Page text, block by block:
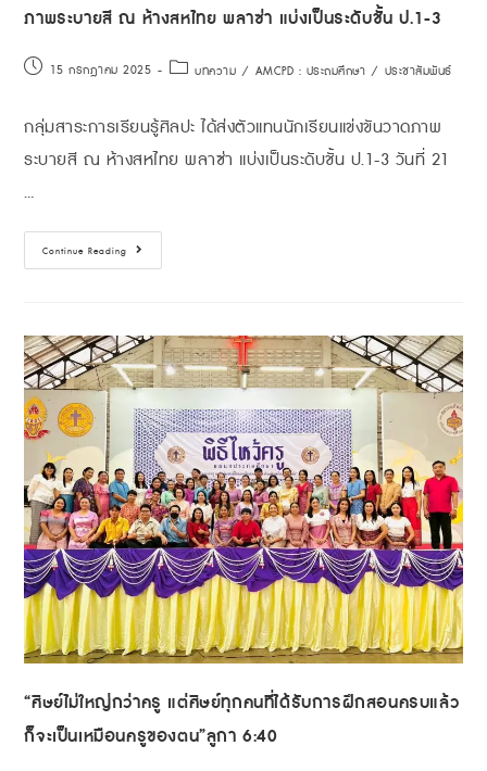
ภาพระบายสี ณ ห้างสหไทย พลาซ่า แบ่งเป็นระดับชั้น ป.1-3
15 กรกฎาคม 2025 บทความ / AMCPD : ประถมศึกษา / ประชาสัมพันธ์
กลุ่มสาระการเรียนรู้ศิลปะ ได้ส่งตัวแทนนักเรียนแข่งขันวาดภาพ
ระบายสี ณ ห้างสหไทย พลาซ่า แบ่งเป็นระดับชั้น ป.1-3 วันที่ 21
…
Continue Reading
“ศิษย์ไม่ใหญ่กว่าครู แต่ศิษย์ทุกคนที่ได้รับการฝึกสอนครบแล้ว
ก็จะเป็นเหมือนครูของตน”ลูกา 6:40